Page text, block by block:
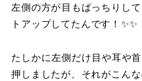
左側の方が⁡目もぱっちりし
トアップしてたんです！⁡✨✨
たしかに⁡左側だけ⁡目や耳や
押しましたが、⁡それがこん